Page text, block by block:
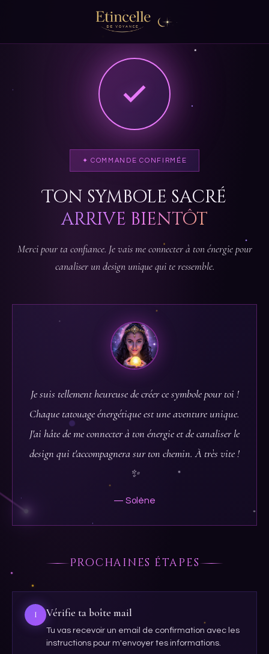
✦ COMMANDE CONFIRMÉE
Ton symbole sacré
arrive bientôt
Merci pour ta confiance. Je vais me connecter à ton énergie pour
canaliser un design unique qui te ressemble.
Je suis tellement heureuse de créer ce symbole pour toi !
Chaque tatouage énergétique est une aventure unique.
J'ai hâte de me connecter à ton énergie et de canaliser le
design qui t'accompagnera sur ton chemin. À très vite !
✨
— Solène
Prochaines étapes
1 Vérifie ta boîte mail
Tu vas recevoir un email de confirmation avec les
instructions pour m'envoyer tes informations.